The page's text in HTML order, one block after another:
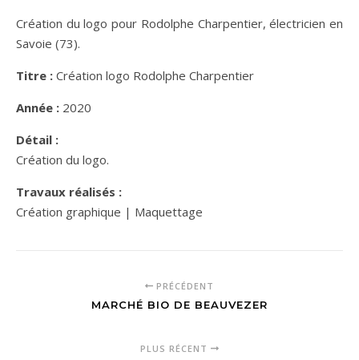
Création du logo pour Rodolphe Charpentier, électricien en
Savoie (73).
Titre : Création logo Rodolphe Charpentier
Année : 2020
Détail :
Création du logo.
Travaux réalisés :
Création graphique | Maquettage
PRÉCÉDENT
MARCHÉ BIO DE BEAUVEZER
PLUS RÉCENT